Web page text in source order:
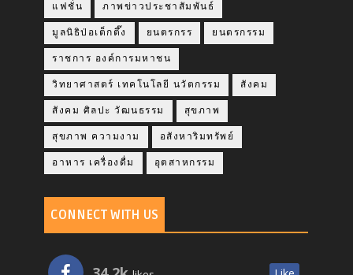
แฟชั่น ภาพข่าวประชาสัมพันธ์
มูลนิธิป่อเต็กตึ๊ง ยนตรกรร ยนตรกรรม
ราชการ องค์การมหาชน
วิทยาศาสตร์ เทคโนโลยี นวัตกรรม สังคม
สังคม ศิลปะ วัฒนธรรม สุขภาพ
สุขภาพ ความงาม อสังหาริมทรัพย์
อาหาร เครื่องดื่ม อุตสาหกรรม
CONNECT WITH US